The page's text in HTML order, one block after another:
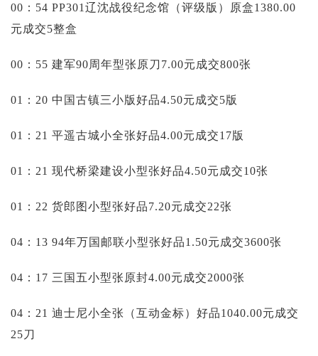
00：54 PP301辽沈战役纪念馆（评级版）原盒1380.00
元成交5整盒
00：55 建军90周年型张原刀7.00元成交800张
01：20 中国古镇三小版好品4.50元成交5版
01：21 平遥古城小全张好品4.00元成交17版
01：21 现代桥梁建设小型张好品4.50元成交10张
01：22 货郎图小型张好品7.20元成交22张
04：13 94年万国邮联小型张好品1.50元成交3600张
04：17 三国五小型张原封4.00元成交2000张
04：21 迪士尼小全张（互动金标）好品1040.00元成交
25刀